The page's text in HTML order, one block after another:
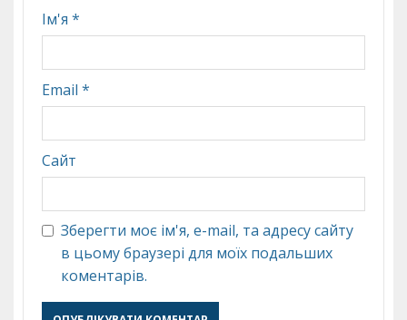
Ім'я *
Email *
Сайт
Зберегти моє ім'я, e-mail, та адресу сайту
в цьому браузері для моїх подальших
коментарів.